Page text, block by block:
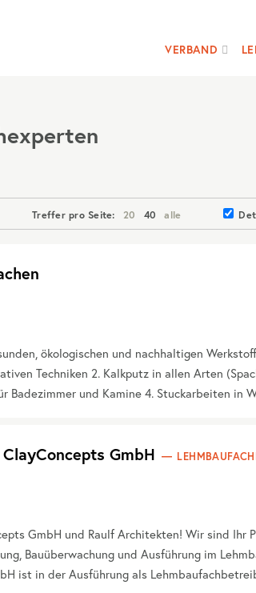
VERBAND
Treffer pro Seite: 20 40 alle
ökologischen und nachhaltigen
Techniken 2. Kalkputz in allen Arten
Badezimmer und Kamine 4. Stuckarbeiten in
GmbH
GmbH und Raulf Architekten! Wir sind Ihr
Bauüberwachung und Ausführung im
ist in der Ausführung als